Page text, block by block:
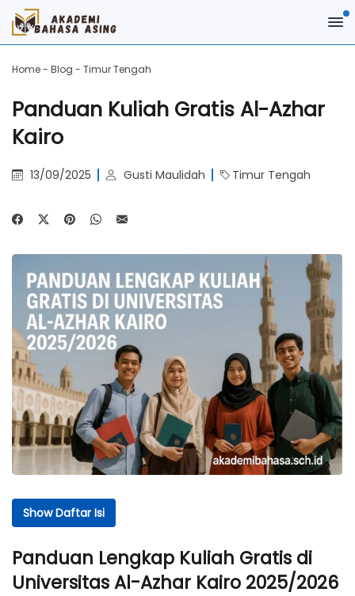
Home- Blog - Timur Tengah
Panduan Kuliah Gratis Al-Azhar
Kairo
13/09/2025 Gusti Maulidah Timur Tengah
Show Daftar Isi
Panduan Lengkap Kuliah Gratis di Universitas Al-
Azhar Kairo 2025/2026
Panduan Lengkap Kuliah Gratis di
Universitas Al-Azhar Kairo 2025/2026